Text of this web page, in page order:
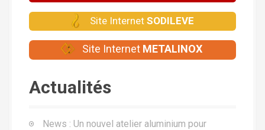
Site Internet SODILEVE
Site Internet METALINOX
Actualités
News : Un nouvel atelier aluminium pour